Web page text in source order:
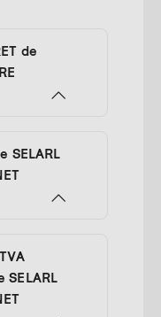
de
SELARL